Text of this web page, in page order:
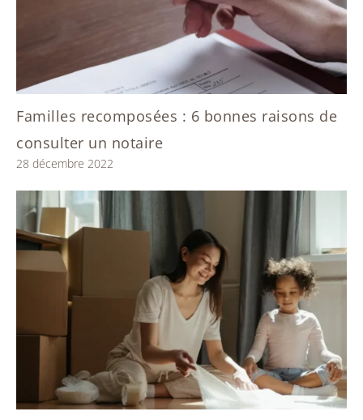
Familles recomposées : 6 bonnes raisons de
consulter un notaire
28 décembre 2022